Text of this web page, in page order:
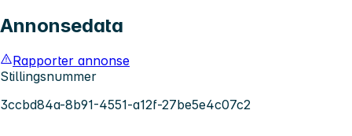
Annonsedata
Rapporter annonse
Stillingsnummer
3ccbd84a-8b91-4551-a12f-27be5e4c07c2